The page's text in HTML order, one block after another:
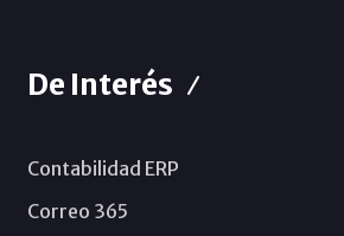
De Interés
Contabilidad ERP
Correo 365